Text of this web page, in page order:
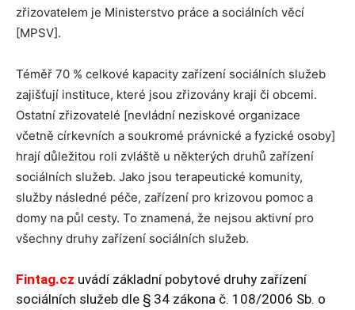
zřizovatelem je Ministerstvo práce a sociálních věcí
[MPSV].
Téměř 70 % celkové kapacity zařízení sociálních služeb
zajišťují instituce, které jsou zřizovány kraji či obcemi.
Ostatní zřizovatelé [nevládní neziskové organizace
včetně církevních a soukromé právnické a fyzické osoby]
hrají důležitou roli zvláště u některých druhů zařízení
sociálních služeb. Jako jsou terapeutické komunity,
služby následné péče, zařízení pro krizovou pomoc a
domy na půl cesty. To znamená, že nejsou aktivní pro
všechny druhy zařízení sociálních služeb.
Fintag.cz uvádí základní pobytové druhy zařízení
sociálních služeb dle § 34 zákona č. 108/2006 Sb. o